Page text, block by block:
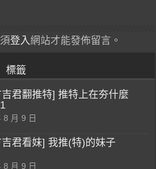
登入網站才能發佈留言。
標籤
君翻推特] 推特上在夯什麼
8 月 9 日
君看妹] 我推(特)的妹子
8 月 9 日